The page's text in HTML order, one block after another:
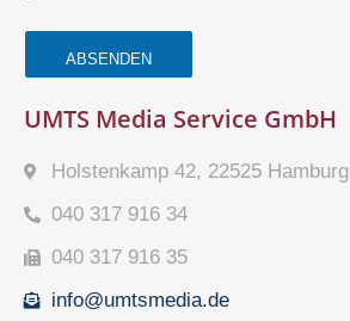
ABSENDEN
UMTS Media Service GmbH
Holstenkamp 42, 22525 Hamburg
040 317 916 34
040 317 916 35
info@umtsmedia.de